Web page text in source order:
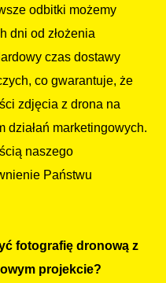
odbitki możemy
dni od złożenia
czas dostawy
co gwarantuje, że
zdjęcia z drona na
działań marketingowych.
naszego
Państwu
fotografię dronową z
projekcie?